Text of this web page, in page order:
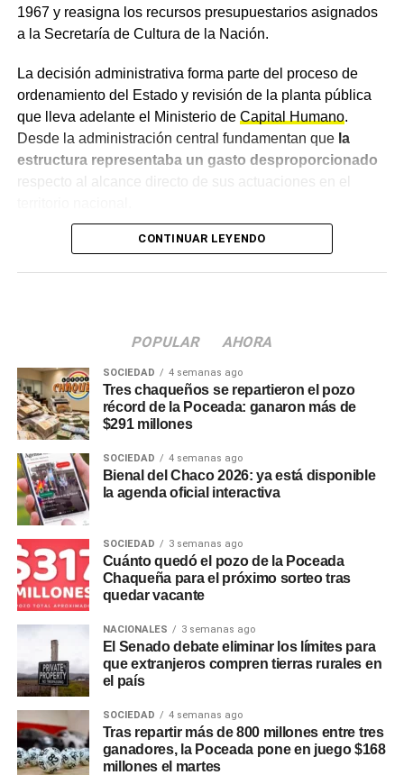
no exteriorizados
todos modos, que una parte de la población todavía no
percibe plenamente los efectos del programa económico,
consolidándose con el paso del tiempo. También destacó
el avance del Régimen de Incentivo para Grandes
Inversiones (RIGI), al señalar que ya existen proyectos
aprobados por miles de millones de dólares y otros que
continúan en evaluación.
1967 y reasigna los recursos presupuestarios asignados
a la Secretaría de Cultura de la Nación.
La decisión administrativa forma parte del proceso de
ordenamiento del Estado y revisión de la planta pública
que lleva adelante el Ministerio de Capital Humano.
Desde la administración central fundamentan que la
estructura representaba un gasto desproporcionado
respecto al alcance directo de sus actuaciones en el
El origen del elenco vocal y su
la agrupación funcionó de forma
ininterrumpida durante casi seis décadas.
organismo tenía como objetivo la formación musical de
niños y jóvenes de entre 8 y 15 años, además de la
divulgación del repertorio coral universal y argentino.
A lo largo de su historia, el elenco realizó giras por todo el
país y representó a la Argentina en certámenes
internacionales en América Latina y Europa.
formación se caracterizaba por ofrecer conciertos
gratuitos en salas oficiales, templos y escuelas públicas,
además de colaborar habitualmente con la Orquesta
Nacional de Música Argentina y la Orquesta Sinfónica
Nacional.
Situación del personal y
reclamos en el sector cultural
La medida genera incertidumbre sobre el destino laboral
de los directores, asistentes técnicos y personal de
CONTINUAR LEYENDO
POPULAR AHORA
SOCIEDAD 4 semanas ago
Tres chaqueños se repartieron el pozo
récord de la Poceada: ganaron más de
$291 millones
SOCIEDAD 4 semanas ago
Bienal del Chaco 2026: ya está disponible
la agenda oficial interactiva
SOCIEDAD 3 semanas ago
Cuánto quedó el pozo de la Poceada
Chaqueña para el próximo sorteo tras
quedar vacante
NACIONALES 3 semanas ago
El Senado debate eliminar los límites para
que extranjeros compren tierras rurales en
el país
SOCIEDAD 4 semanas ago
Tras repartir más de 800 millones entre tres
ganadores, la Poceada pone en juego $168
millones el martes